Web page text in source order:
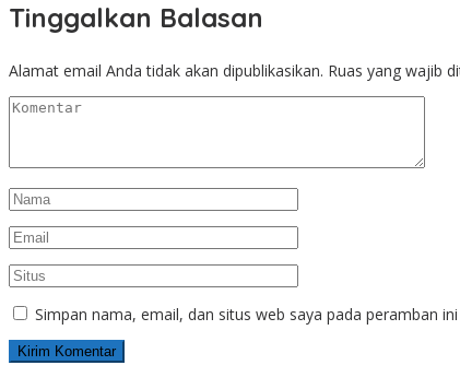
Tinggalkan Balasan
Alamat email Anda tidak akan dipublikasikan. Ruas yang wajib
Simpan nama, email, dan situs web saya pada peramban